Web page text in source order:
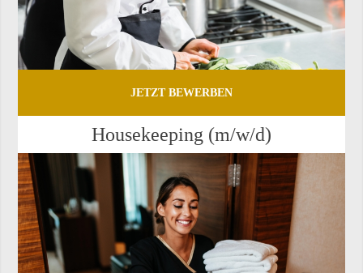
JETZT BEWERBEN
Hou­se­ke­eping (m/w/d)